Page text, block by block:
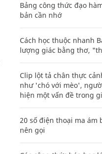
Bảng công thức đạo
bản cần nhớ
Cách học thuộc nhanh
lượng giác bằng thơ,
Clip lột tả chân thực
như 'chó với mèo',
hiện một vấn đề trong
20 số điện thoại ma ám
nên gọi